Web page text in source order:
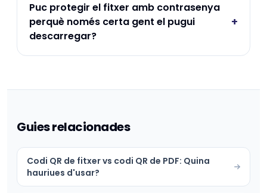
Puc protegir el fitxer amb contrasenya
perquè només certa gent el pugui
descarregar?
+
Guies relacionades
Codi QR de fitxer vs codi QR de PDF: Quina
hauriues d'usar?